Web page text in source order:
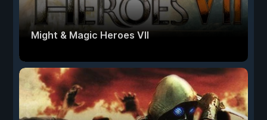
Might & Magic Heroes VII